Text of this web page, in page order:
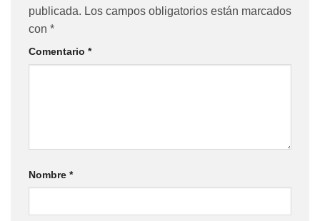
publicada. Los campos obligatorios están marcados
con *
Comentario *
Nombre *